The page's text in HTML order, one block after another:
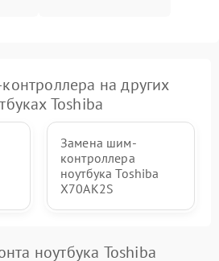
на других
Toshiba
Замена шим-
контроллера
ноутбука Toshiba
X70AK2S
ноутбука Toshiba